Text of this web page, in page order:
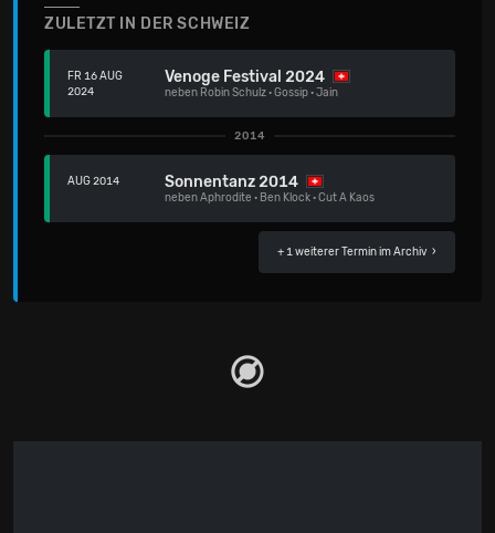
ZULETZT IN DER SCHWEIZ
FR 16 AUG
2024
Venoge Festival 2024
neben Robin Schulz·Gossip·Jain
2014
AUG 2014 Sonnentanz 2014
nebenAphrodite · Ben Klock·Cut A Kaos
+ 1 weiterer Termin im Archiv ›